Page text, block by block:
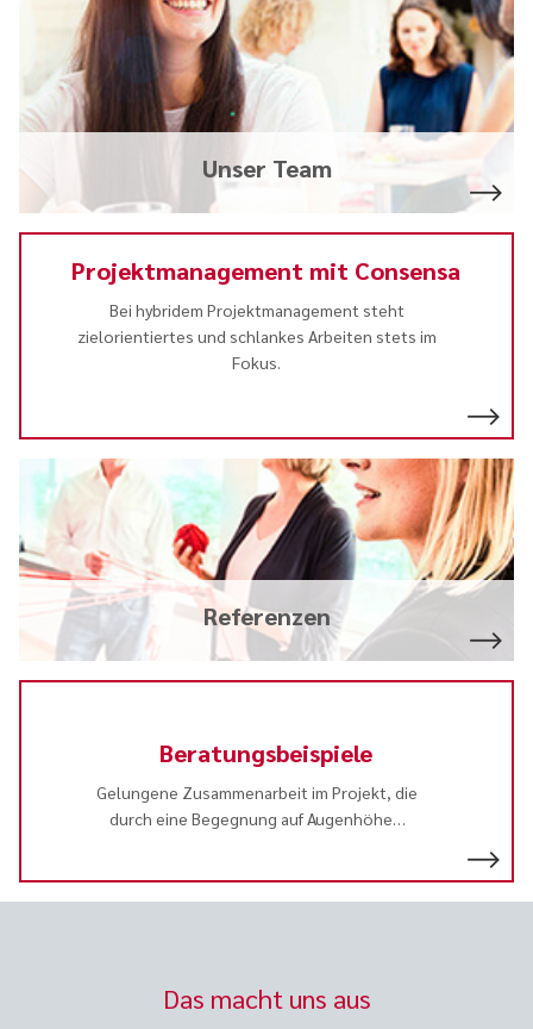
Unser Team
Projektmanagement mit Consensa
Bei hybridem Projektmanagement steht
zielorientiertes und schlankes Arbeiten stets im
Fokus.
Referenzen
Beratungsbeispiele
Gelungene Zusammenarbeit im Projekt, die
durch eine Begegnung auf Augenhöhe
Das macht uns aus